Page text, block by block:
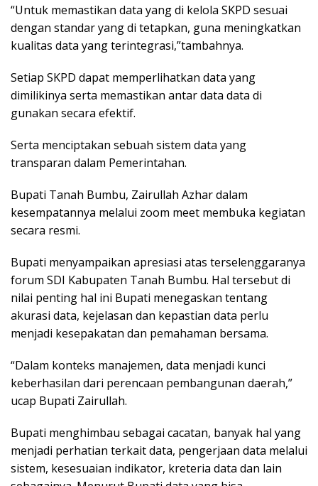
“Untuk memastikan data yang di kelola SKPD sesuai
dengan standar yang di tetapkan, guna meningkatkan
kualitas data yang terintegrasi,”tambahnya.
Setiap SKPD dapat memperlihatkan data yang
dimilikinya serta memastikan antar data data di
gunakan secara efektif.
Serta menciptakan sebuah sistem data yang
transparan dalam Pemerintahan.
Bupati Tanah Bumbu, Zairullah Azhar dalam
kesempatannya melalui zoom meet membuka kegiatan
secara resmi.
Bupati menyampaikan apresiasi atas terselenggaranya
forum SDI Kabupaten Tanah Bumbu. Hal tersebut di
nilai penting hal ini Bupati menegaskan tentang
akurasi data, kejelasan dan kepastian data perlu
menjadi kesepakatan dan pemahaman bersama.
“Dalam konteks manajemen, data menjadi kunci
keberhasilan dari perencaan pembangunan daerah,”
ucap Bupati Zairullah.
Bupati menghimbau sebagai cacatan, banyak hal yang
menjadi perhatian terkait data, pengerjaan data melalui
sistem, kesesuaian indikator, kreteria data dan lain